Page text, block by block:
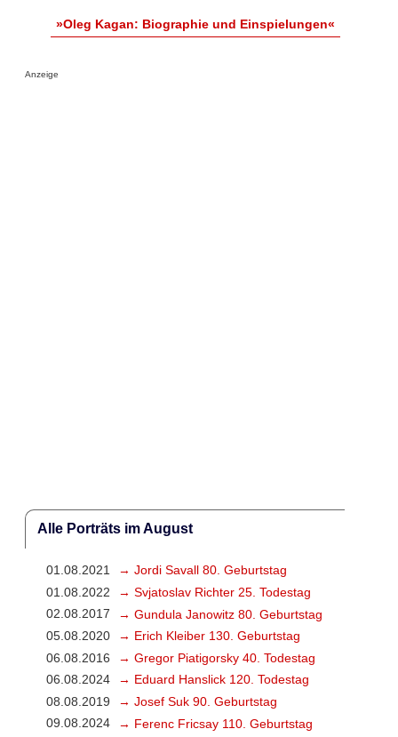
»Oleg Kagan: Biographie und Einspielungen«
Anzeige
Alle Porträts im August
01.08.2021
→ Jordi Savall 80. Geburtstag
01.08.2022
→ Svjatoslav Richter 25. Todestag
02.08.2017
→ Gundula Janowitz 80. Geburtstag
05.08.2020
→ Erich Kleiber 130. Geburtstag
06.08.2016
→ Gregor Piatigorsky 40. Todestag
06.08.2024
→ Eduard Hanslick 120. Todestag
08.08.2019
→ Josef Suk 90. Geburtstag
09.08.2024
→ Ferenc Fricsay 110. Geburtstag